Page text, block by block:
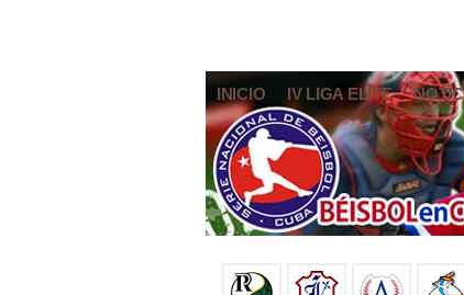
INICIO IV LIGA ELITE